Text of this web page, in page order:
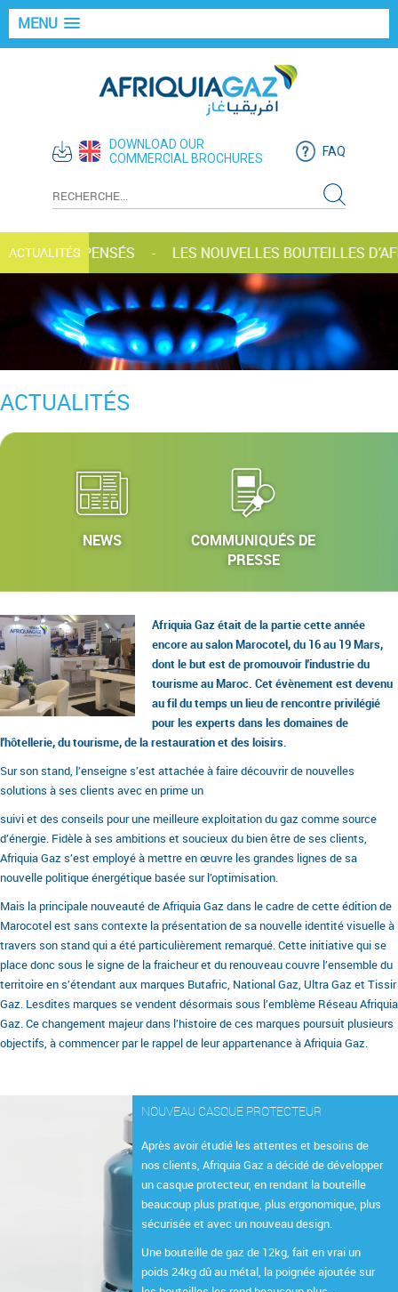
MENU
DOWNLOAD OUR
COMMERCIAL BROCHURES
FAQ
ACTUALITÉS
RÉCOMPENSÉS LES NOUVELLES BOUTEILLES
ACTUALITÉS
NEWS
COMMUNIQUÉS DE
PRESSE
Afriquia Gaz était de la partie cette année
encore au salon Marocotel, du 16 au 19 Mars,
dont le but est de promouvoir l'industrie du
tourisme au Maroc. Cet évènement est devenu
au fil du temps un lieu de rencontre privilégié
pour les experts dans les domaines de
l'hôtellerie, du tourisme, de la restauration et des loisirs.
Sur son stand, l’enseigne s’est attachée à faire découvrir de nouvelles
solutions à ses clients avec en prime un
suivi et des conseils pour une meilleure exploitation du gaz comme source
d’énergie. Fidèle à ses ambitions et soucieux du bien être de ses clients,
Afriquia Gaz s’est employé à mettre en œuvre les grandes lignes de sa
nouvelle politique énergétique basée sur l’optimisation.
Mais la principale nouveauté de Afriquia Gaz dans le cadre de cette édition de
Marocotel est sans contexte la présentation de sa nouvelle identité visuelle à
travers son stand qui a été particulièrement remarqué. Cette initiative qui se
place donc sous le signe de la fraicheur et du renouveau couvre l’ensemble du
territoire en s’étendant aux marques Butafric, National Gaz, Ultra Gaz et Tissir
Gaz. Lesdites marques se vendent désormais sous l’emblème Réseau Afriquia
Gaz. Ce changement majeur dans l’histoire de ces marques poursuit plusieurs
objectifs, à commencer par le rappel de leur appartenance à Afriquia Gaz.
NOUVEAU CASQUE PROTECTEUR
Après avoir étudié les attentes et besoins de
nos clients, Afriquia Gaz a décidé de développer
un casque protecteur, en rendant la bouteille
beaucoup plus pratique, plus ergonomique, plus
sécurisée et avec un nouveau design.
Une bouteille de gaz de 12kg, fait en vrai un
poids 24kg dû au métal, la poignée ajoutée sur